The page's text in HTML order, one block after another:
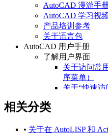
AutoCAD 漫游手
AutoCAD 学习视
产品培训参考
关于语言包
AutoCAD 用户手册
了解用户界面
关于访问常
序菜单）
关于“快速访
关于快捷菜
相关分类
• 关于在 AutoLISP 和